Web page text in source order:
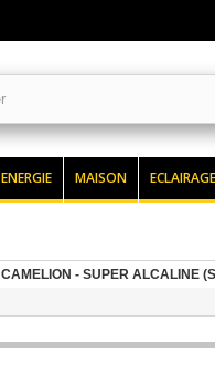
ENERGIE MAISON ECLAIRAGE
CAMELION - SUPER ALCALINE